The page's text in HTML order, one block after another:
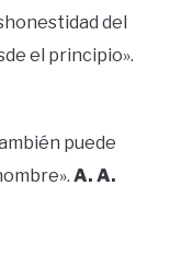
del
el principio».
puede
A. A.